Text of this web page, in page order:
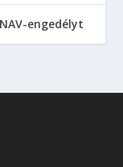
engedélyt